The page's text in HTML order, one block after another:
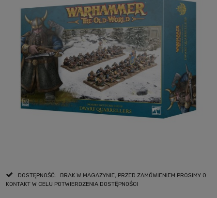
DOSTĘPNOŚĆ:
BRAK W MAGAZYNIE, PRZED ZAMÓWIENIEM PROSIMY O
KONTAKT W CELU POTWIERDZENIA DOSTĘPNOŚCI